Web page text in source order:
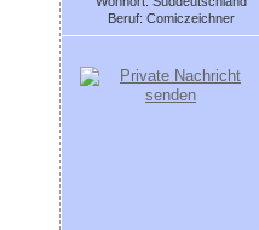
Beruf: Comiczeichner